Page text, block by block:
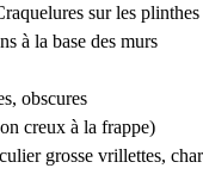
sur les plinthes
à la base des murs
obscures
creux à la frappe)
grosse vrillettes,